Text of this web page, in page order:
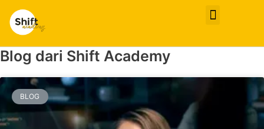
Blog dari Shift Academy
BLOG